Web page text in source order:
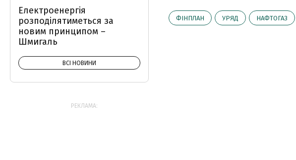
ФІНПЛАН УРЯД НАФТОГАЗ
Електроенергія
розподілятиметься за
новим принципом –
Шмигаль
ВСІ НОВИНИ
РЕКЛАМА: